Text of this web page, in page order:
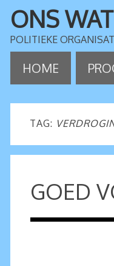
ONS
POLITIEKE
HOME
TAG:
GOED